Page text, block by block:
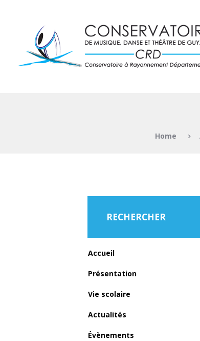
Home
Accueil
Présentation
Vie scolaire
Actualités
Évènements